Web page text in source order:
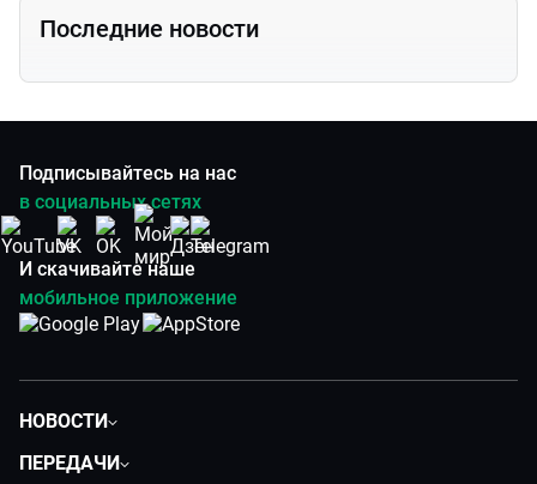
Последние новости
Подписывайтесь на нас
в социальных сетях
И скачивайте наше
мобильное приложение
НОВОСТИ
ПЕРЕДАЧИ